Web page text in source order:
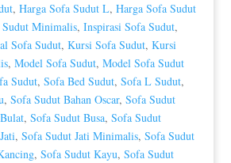
, Harga Sofa Sudut L, Harga Sofa Sudut
Sudut Minimalis, Inspirasi Sofa Sudut,
Sofa Sudut, Kursi Sofa Sudut, Kursi
, Model Sofa Sudut, Model Sofa Sudut
Sudut, Sofa Bed Sudut, Sofa L Sudut,
, Sofa Sudut Bahan Oscar, Sofa Sudut
, Sofa Sudut Busa, Sofa Sudut
, Sofa Sudut Jati Minimalis, Sofa Sudut
, Sofa Sudut Kayu, Sofa Sudut